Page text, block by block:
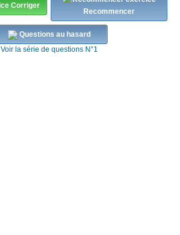
Corriger
Recommencer
Questions au hasard
Voir la série de questions N°1